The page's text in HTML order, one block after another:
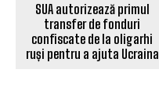
SUA autorizează primul
transfer de fonduri
confiscate de la oligarhi
ruși pentru a ajuta Ucraina